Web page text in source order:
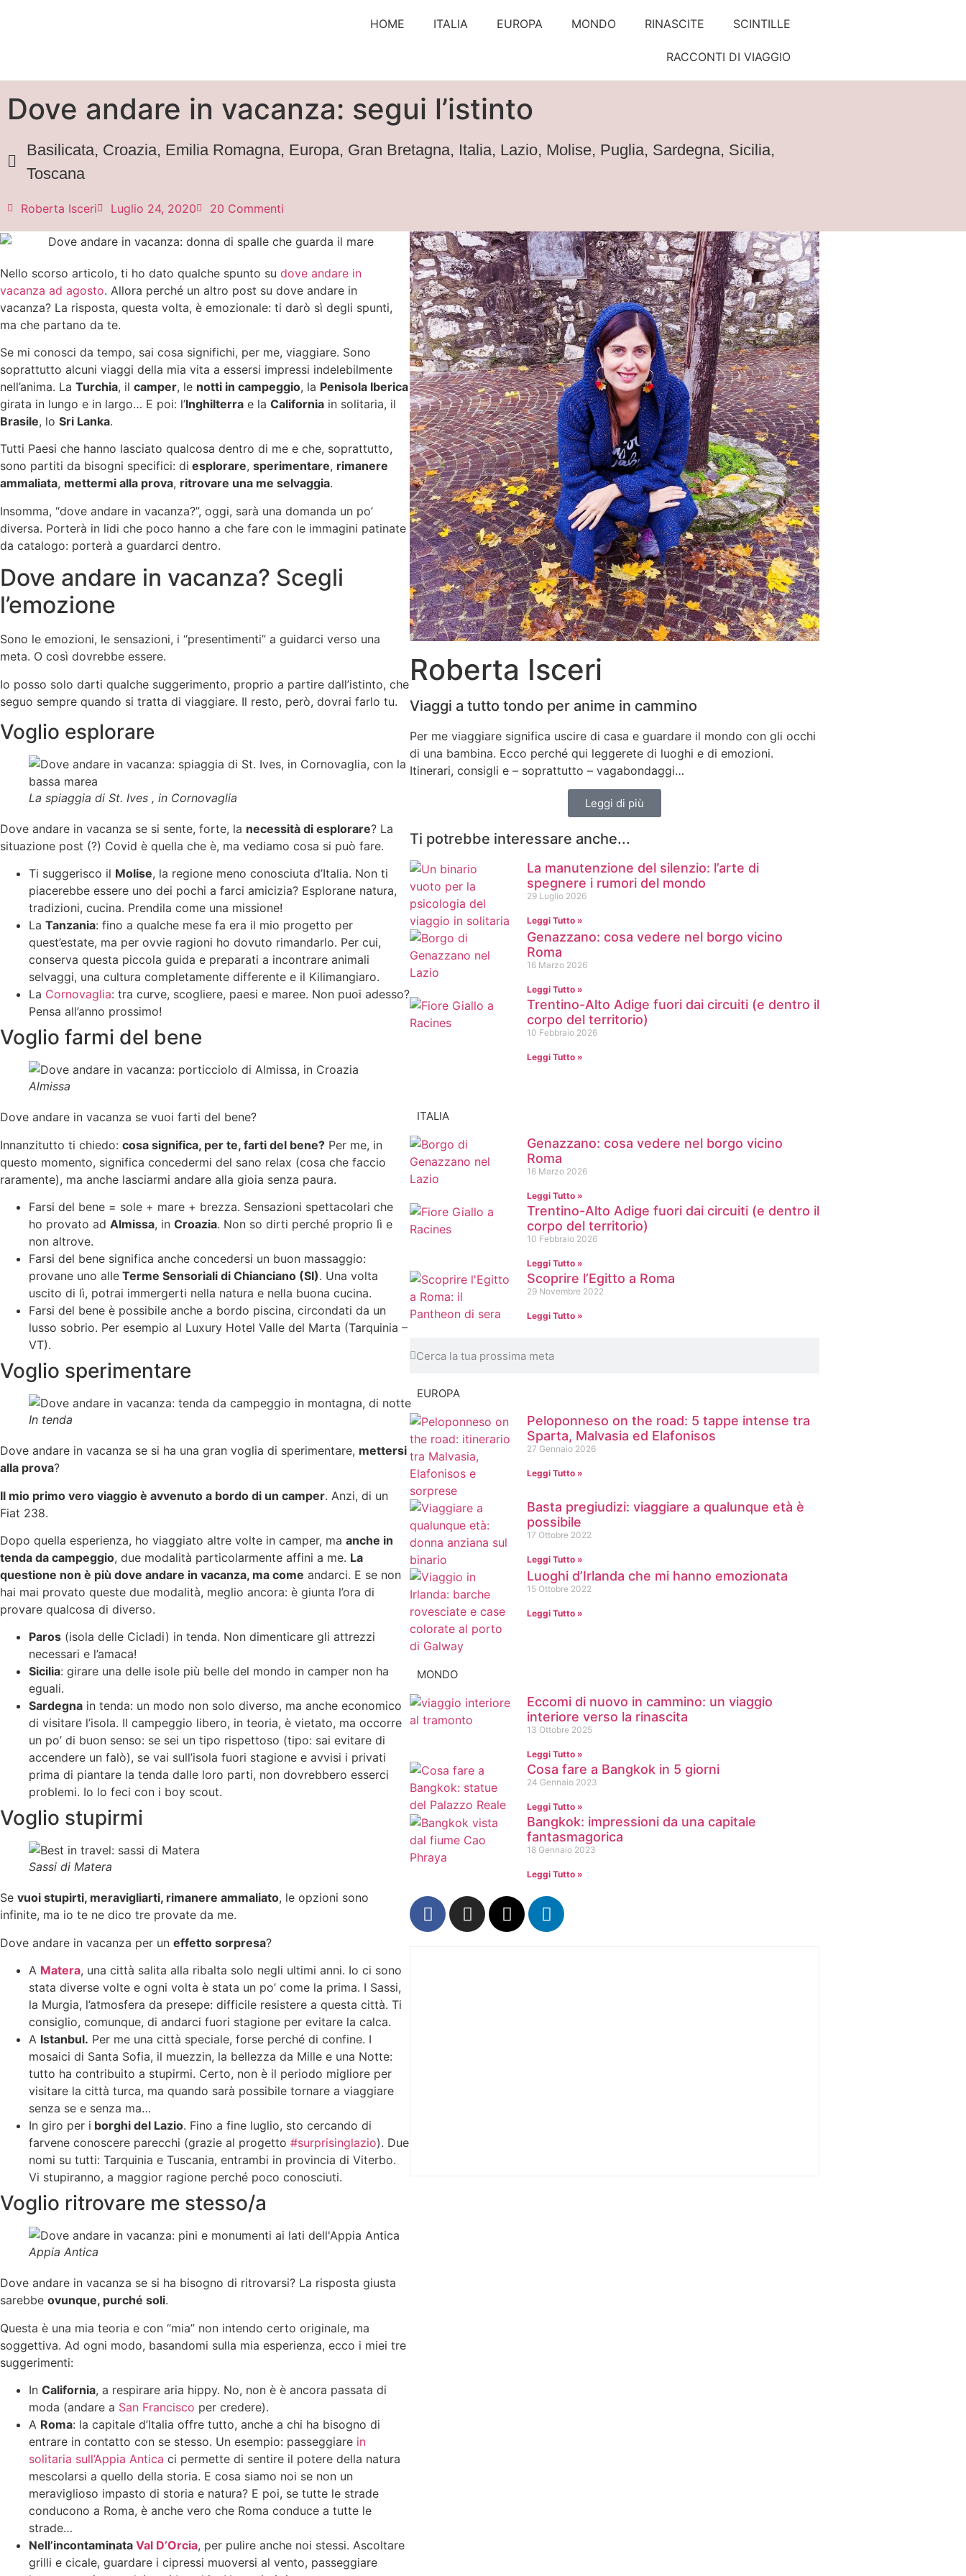
HOME ITALIA EUROPA MONDO RINASCITE SCINTILLE
RACCONTI DI VIAGGIO
Dove andare in vacanza: segui l’istinto
Basilicata, Croazia, Emilia Romagna, Europa, Gran Bretagna, Italia, Lazio, Molise, Puglia, Sardegna, Sicilia,
Toscana
Roberta Isceri Luglio 24, 2020 20 Commenti
Nello scorso articolo, ti ho dato qualche spunto su dove andare in
vacanza ad agosto. Allora perché un altro post su dove andare in
vacanza? La risposta, questa volta, è emozionale: ti darò sì degli spunti,
ma che partano da te.
Se mi conosci da tempo, sai cosa significhi, per me, viaggiare. Sono
soprattutto alcuni viaggi della mia vita a essersi impressi indelebilmente
nell’anima. La Turchia, il camper, le notti in campeggio, la Penisola Iberica
girata in lungo e in largo… E poi: l’Inghilterra e la California in solitaria, il
Brasile, lo Sri Lanka.
Tutti Paesi che hanno lasciato qualcosa dentro di me e che, soprattutto,
sono partiti da bisogni specifici: di esplorare, sperimentare, rimanere
ammaliata, mettermi alla prova, ritrovare una me selvaggia.
Insomma, “dove andare in vacanza?”, oggi, sarà una domanda un po’
diversa. Porterà in lidi che poco hanno a che fare con le immagini patinate
da catalogo: porterà a guardarci dentro.
Dove andare in vacanza? Scegli
l’emozione
Sono le emozioni, le sensazioni, i “presentimenti” a guidarci verso una
meta. O così dovrebbe essere.
Io posso solo darti qualche suggerimento, proprio a partire dall’istinto, che
seguo sempre quando si tratta di viaggiare. Il resto, però, dovrai farlo tu.
Voglio esplorare
La spiaggia di St. Ives , in Cornovaglia
Dove andare in vacanza se si sente, forte, la necessità di esplorare? La
situazione post (?) Covid è quella che è, ma vediamo cosa si può fare.
Ti suggerisco il Molise, la regione meno conosciuta d’Italia. Non ti
piacerebbe essere uno dei pochi a farci amicizia? Esplorane natura,
tradizioni, cucina. Prendila come una missione!
La Tanzania: fino a qualche mese fa era il mio progetto per
quest’estate, ma per ovvie ragioni ho dovuto rimandarlo. Per cui,
conserva questa piccola guida e preparati a incontrare animali
selvaggi, una cultura completamente differente e il Kilimangiaro.
La Cornovaglia: tra curve, scogliere, paesi e maree. Non puoi adesso?
Pensa all’anno prossimo!
Voglio farmi del bene
Almissa
Dove andare in vacanza se vuoi farti del bene?
Innanzitutto ti chiedo: cosa significa, per te, farti del bene? Per me, in
questo momento, significa concedermi del sano relax (cosa che faccio
raramente), ma anche lasciarmi andare alla gioia senza paura.
Farsi del bene = sole + mare + brezza. Sensazioni spettacolari che
ho provato ad Almissa, in Croazia. Non so dirti perché proprio lì e
non altrove.
Farsi del bene significa anche concedersi un buon massaggio:
provane uno alle Terme Sensoriali di Chianciano (SI). Una volta
uscito di lì, potrai immergerti nella natura e nella buona cucina.
Farsi del bene è possibile anche a bordo piscina, circondati da un
lusso sobrio. Per esempio al Luxury Hotel Valle del Marta (Tarquinia –
VT).
Voglio sperimentare
In tenda
Dove andare in vacanza se si ha una gran voglia di sperimentare, mettersi
alla prova?
Il mio primo vero viaggio è avvenuto a bordo di un camper. Anzi, di un
Fiat 238.
Dopo quella esperienza, ho viaggiato altre volte in camper, ma anche in
tenda da campeggio, due modalità particolarmente affini a me. La
questione non è più dove andare in vacanza, ma come andarci. E se non
hai mai provato queste due modalità, meglio ancora: è giunta l’ora di
provare qualcosa di diverso.
Paros (isola delle Cicladi) in tenda. Non dimenticare gli attrezzi
necessari e l’amaca!
Sicilia: girare una delle isole più belle del mondo in camper non ha
eguali.
Sardegna in tenda: un modo non solo diverso, ma anche economico
di visitare l’isola. Il campeggio libero, in teoria, è vietato, ma occorre
un po’ di buon senso: se sei un tipo rispettoso (tipo: sai evitare di
accendere un falò), se vai sull’isola fuori stagione e avvisi i privati
prima di piantare la tenda dalle loro parti, non dovrebbero esserci
problemi. Io lo feci con i boy scout.
Voglio stupirmi
Sassi di Matera
Se vuoi stupirti, meravigliarti, rimanere ammaliato, le opzioni sono
infinite, ma io te ne dico tre provate da me.
Dove andare in vacanza per un effetto sorpresa?
A Matera, una città salita alla ribalta solo negli ultimi anni. Io ci sono
stata diverse volte e ogni volta è stata un po’ come la prima. I Sassi,
la Murgia, l’atmosfera da presepe: difficile resistere a questa città. Ti
consiglio, comunque, di andarci fuori stagione per evitare la calca.
A Istanbul. Per me una città speciale, forse perché di confine. I
mosaici di Santa Sofia, il muezzin, la bellezza da Mille e una Notte:
tutto ha contribuito a stupirmi. Certo, non è il periodo migliore per
visitare la città turca, ma quando sarà possibile tornare a viaggiare
senza se e senza ma…
In giro per i borghi del Lazio. Fino a fine luglio, sto cercando di
farvene conoscere parecchi (grazie al progetto #surprisinglazio). Due
nomi su tutti: Tarquinia e Tuscania, entrambi in provincia di Viterbo.
Vi stupiranno, a maggior ragione perché poco conosciuti.
Voglio ritrovare me stesso/a
Appia Antica
Dove andare in vacanza se si ha bisogno di ritrovarsi? La risposta giusta
sarebbe ovunque, purché soli.
Questa è una mia teoria e con “mia” non intendo certo originale, ma
soggettiva. Ad ogni modo, basandomi sulla mia esperienza, ecco i miei tre
suggerimenti:
In California, a respirare aria hippy. No, non è è ancora passata di
moda (andare a San Francisco per credere).
A Roma: la capitale d’Italia offre tutto, anche a chi ha bisogno di
entrare in contatto con se stesso. Un esempio: passeggiare in
solitaria sull’Appia Antica ci permette di sentire il potere della natura
mescolarsi a quello della storia. E cosa siamo noi se non un
meraviglioso impasto di storia e natura? E poi, se tutte le strade
conducono a Roma, è anche vero che Roma conduce a tutte le
strade…
Nell’incontaminata Val D’Orcia, per pulire anche noi stessi. Ascoltare
grilli e cicale, guardare i cipressi muoversi al vento, passeggiare
Roberta Isceri
Viaggi a tutto tondo per anime in cammino
Per me viaggiare significa uscire di casa e guardare il mondo con gli occhi
di una bambina. Ecco perché qui leggerete di luoghi e di emozioni.
Itinerari, consigli e – soprattutto – vagabondaggi…
Leggi di più
Ti potrebbe interessare anche...
La manutenzione del silenzio: l’arte di
spegnere i rumori del mondo
29 Luglio 2026
Leggi Tutto »
Genazzano: cosa vedere nel borgo vicino
Roma
16 Marzo 2026
Leggi Tutto »
Trentino-Alto Adige fuori dai circuiti (e dentro il
corpo del territorio)
10 Febbraio 2026
Leggi Tutto »
ITALIA
Genazzano: cosa vedere nel borgo vicino
Roma
16 Marzo 2026
Leggi Tutto »
Trentino-Alto Adige fuori dai circuiti (e dentro il
corpo del territorio)
10 Febbraio 2026
Leggi Tutto »
Scoprire l’Egitto a Roma
29 Novembre 2022
Leggi Tutto »
EUROPA
Peloponneso on the road: 5 tappe intense tra
Sparta, Malvasia ed Elafonisos
27 Gennaio 2026
Leggi Tutto »
Basta pregiudizi: viaggiare a qualunque età è
possibile
17 Ottobre 2022
Leggi Tutto »
Luoghi d’Irlanda che mi hanno emozionata
15 Ottobre 2022
Leggi Tutto »
MONDO
Eccomi di nuovo in cammino: un viaggio
interiore verso la rinascita
13 Ottobre 2025
Leggi Tutto »
Cosa fare a Bangkok in 5 giorni
24 Gennaio 2023
Leggi Tutto »
Bangkok: impressioni da una capitale
fantasmagorica
18 Gennaio 2023
Leggi Tutto »